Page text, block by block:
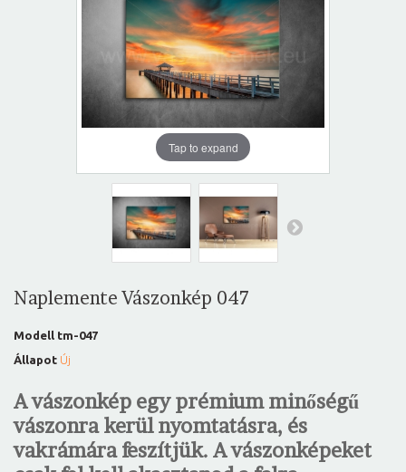
Tap to expand
Naplemente Vászonkép 047
Modell tm-047
Állapot Új
A vászonkép egy prémium minőségű
vászonra kerül nyomtatásra, és
vakrámára feszítjük. A vászonképeket